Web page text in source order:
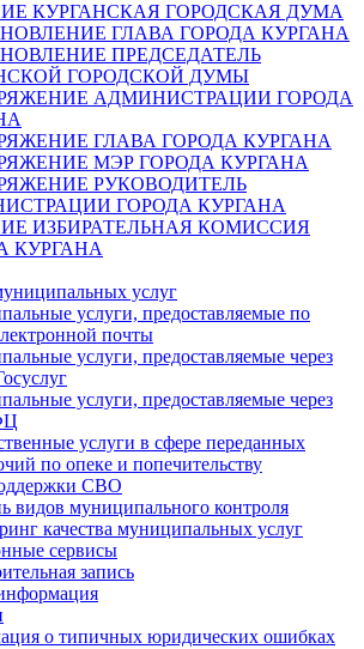
КУРГАНСКАЯ ГОРОДСКАЯ ДУМА
ГЛАВА ГОРОДА КУРГАНА
ПРЕДСЕДАТЕЛЬ
ГОРОДСКОЙ ДУМЫ
АДМИНИСТРАЦИИ ГОРОДА
ГЛАВА ГОРОДА КУРГАНА
МЭР ГОРОДА КУРГАНА
РУКОВОДИТЕЛЬ
ГОРОДА КУРГАНА
ИЗБИРАТЕЛЬНАЯ КОМИССИЯ
КУРГАНА
услуг
услуги, предоставляемые по
почты
услуги, предоставляемые через
услуги, предоставляемые через
услуги в сфере переданных
по опеке и попечительству
СВО
видов муниципального контроля
качества муниципальных услуг
сервисы
запись
о типичных юридических ошибках